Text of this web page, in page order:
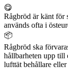
😋
Rågbröd är känt för
används ofta i
📦
Rågbröd ska
hållbarheten upp till
lufttät behållare